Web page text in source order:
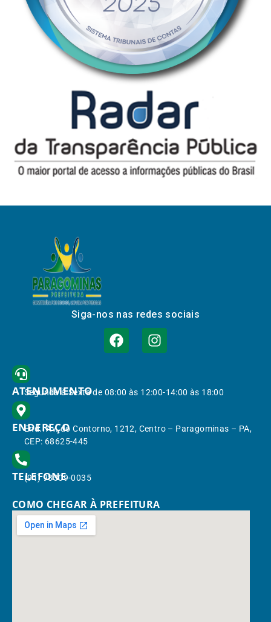
Siga-nos nas redes sociais
ATENDIMENTO
Segunda à Sexta de 08:00 às 12:00-14:00 às 18:00
ENDEREÇO
End.: Av. do Contorno, 1212, Centro – Paragominas – PA,
CEP: 68625-445
TELEFONE
(91) 98309-0035
COMO CHEGAR À PREFEITURA